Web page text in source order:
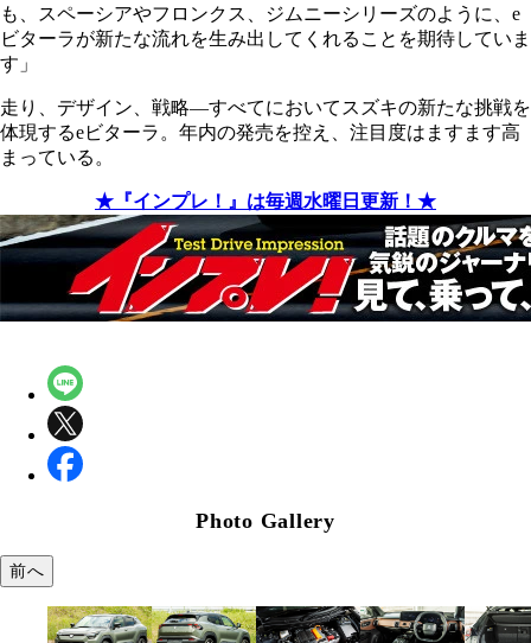
も、スペーシアやフロンクス、ジムニーシリーズのように、e
ビターラが新たな流れを生み出してくれることを期待していま
す」
走り、デザイン、戦略―すべてにおいてスズキの新たな挑戦を
体現するeビターラ。年内の発売を控え、注目度はますます高
まっている。
★『インプレ！』は毎週水曜日更新！★
Photo Gallery
前へ